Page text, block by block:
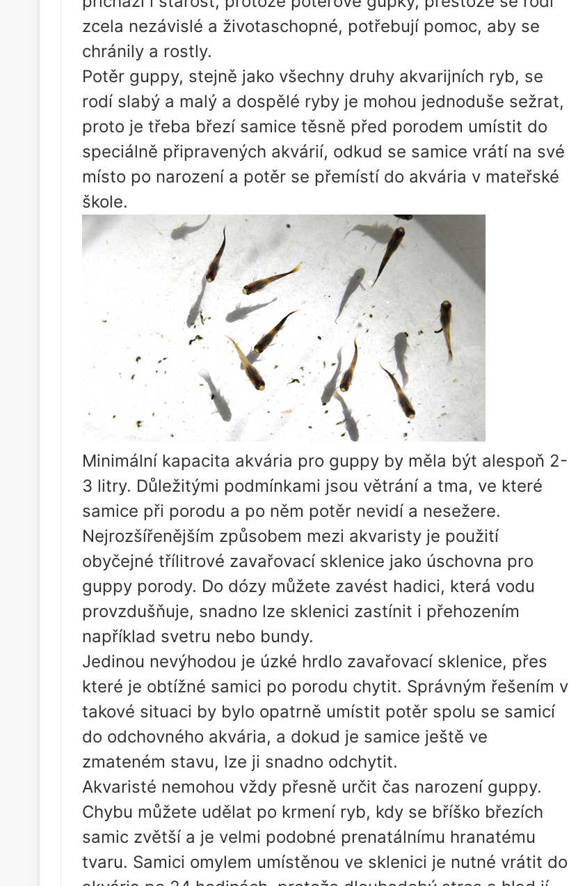
zcela nezávislé a životaschopné, potřebují pomoc, aby se
chránily a rostly.
Potěr guppy, stejně jako všechny druhy akvarijních ryb, se
rodí slabý a malý a dospělé ryby je mohou jednoduše sežrat,
proto je třeba březí samice těsně před porodem umístit do
speciálně připravených akvárií, odkud se samice vrátí na své
místo po narození a potěr se přemístí do akvária v mateřské
škole.
Minimální kapacita akvária pro guppy by měla být alespoň 2-
3 litry. Důležitými podmínkami jsou větrání a tma, ve které
samice při porodu a po něm potěr nevidí a nesežere.
Nejrozšířenějším způsobem mezi akvaristy je použití
obyčejné třílitrové zavařovací sklenice jako úschovna pro
guppy porody. Do dózy můžete zavést hadici, která vodu
provzdušňuje, snadno lze sklenici zastínit i přehozením
například svetru nebo bundy.
Jedinou nevýhodou je úzké hrdlo zavařovací sklenice, přes
které je obtížné samici po porodu chytit. Správným řešením v
takové situaci by bylo opatrně umístit potěr spolu se samicí
do odchovného akvária, a dokud je samice ještě ve
zmateném stavu, lze ji snadno odchytit.
Akvaristé nemohou vždy přesně určit čas narození guppy.
Chybu můžete udělat po krmení ryb, kdy se bříško březích
samic zvětší a je velmi podobné prenatálnímu hranatému
tvaru. Samici omylem umístěnou ve sklenici je nutné vrátit do